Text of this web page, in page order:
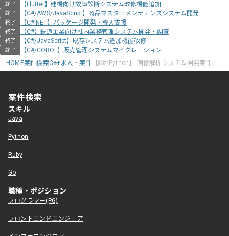
終了 【Flutter】建機向け故障診断システム改修機能追加
終了 【C#/AWS/JavaScript】商品マスターメンテナンスシステム開発
終了 【C#.NET】パッケージ開発・導入支援
終了 【C#】鉄道企業向け社内業務管理システム開発・調査
終了 【C#/JavaScript】既存システム追加機能改修
終了
【C#/COBOL】販売管理システムマイグレーション
HOME案件検索C++求人・案件【C#/Python】 画像解析システム開発案件
案件検索
スキル
Java
Python
Ruby
Go
職種・ポジション
プログラマー(PG)
フロントエンドエンジニア